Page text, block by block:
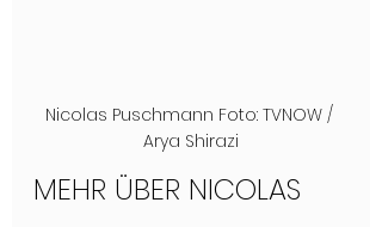
Nicolas Puschmann Foto: TVNOW /
Arya Shirazi
MEHR ÜBER NICOLAS